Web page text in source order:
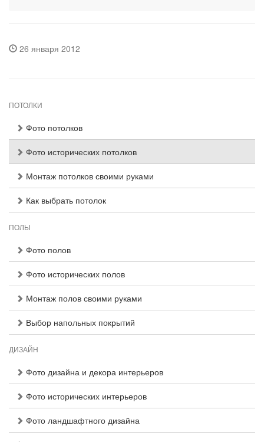
26 января 2012
ПОТОЛКИ
Фото потолков
Фото исторических потолков
Монтаж потолков своими руками
Как выбрать потолок
ПОЛЫ
Фото полов
Фото исторических полов
Монтаж полов своими руками
Выбор напольных покрытий
ДИЗАЙН
Фото дизайна и декора интерьеров
Фото исторических интерьеров
Фото ландшафтного дизайна